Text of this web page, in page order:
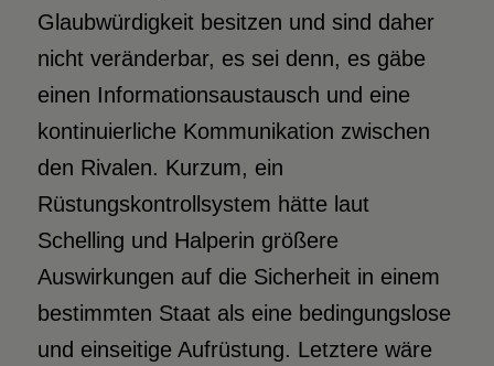
Glaubwürdigkeit besitzen und sind daher
nicht veränderbar, es sei denn, es gäbe
einen Informationsaustausch und eine
kontinuierliche Kommunikation zwischen
den Rivalen. Kurzum, ein
Rüstungskontrollsystem hätte laut
Schelling und Halperin größere
Auswirkungen auf die Sicherheit in einem
bestimmten Staat als eine bedingungslose
und einseitige Aufrüstung. Letztere wäre